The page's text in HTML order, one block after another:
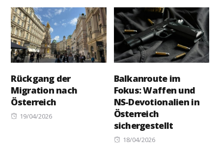
Rückgang der
Migration nach
Österreich
Posted
19/04/2026
Balkanroute im
Fokus: Waffen und
NS-Devotionalien in
Österreich
sichergestellt
Posted
18/04/2026